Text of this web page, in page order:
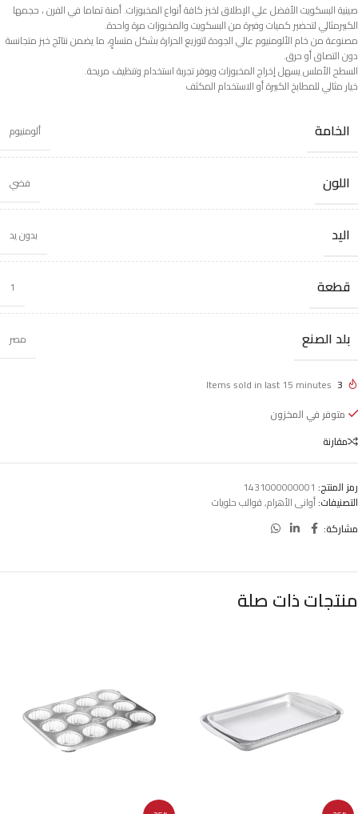
صينية البسكويت الأفضل علي الإطلاق لخبز كافة أنواع المخبوزات. أمنة تماما في الفرن ، حجمها
الكبيرمثالي لتحضير كميات وفيرة من البسكويت والمخبوزات مرة واحدة.
مصنوعة من خام الألومنيوم عالي الجودة لتوزيع الحرارة بشكل متساوٍ، ما يضمن نتائج خبز متجانسة
دون التصاق أو حرق.
السطح الأملس يسهل إخراج المخبوزات ويوفر تجربة استخدام وتنظيف مريحة.
خيار مثالي للمطابخ الكبيرة أو الاستخدام المكثف
الخامة ألومنيوم
اللون فضي
اليد بدون يد
قطعة 1
بلد الصنع مصر
3
Items sold in last 15 minutes
متوفر في المخزون
مقارنة
رمز المنتج: 1431000000001
التصنيفات:أوانى الأهرام,قوالب حلويات
مشاركة:
منتجات ذات صلة